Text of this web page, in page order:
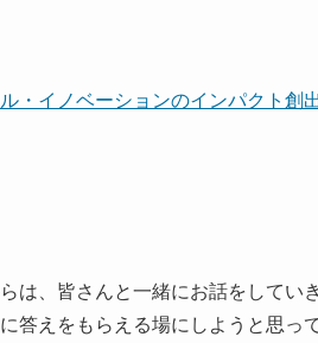
ル・イノベーションのインパクト創
、皆さんと一緒にお話をしてい
答えをもらえる場にしようと思って